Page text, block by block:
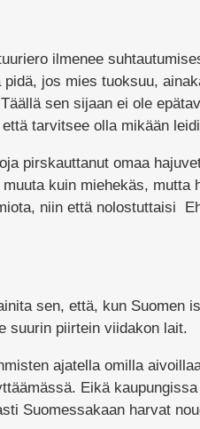
ilmenee
jos mies tuoksuu,
sen sijaan ei ole
tarvitsee olla mikään
pirskauttanut omaa
kuin miehekäs, mutta
niin että nolostuttaisi
sen, että, kun Suomen
suurin piirtein viidakon lait.
ajatella omilla
Eikä
Suomessakaan harvat